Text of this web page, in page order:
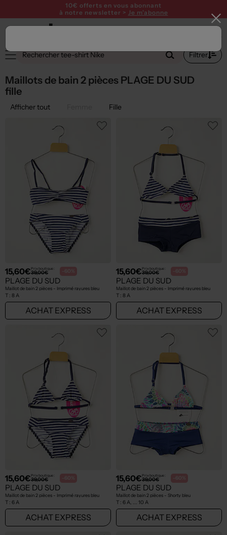
10€ offerts en vous abonnant
à notre newsletter > Je m'abonne
Filtrer
Maillots de bain 2 pièces PLAGE DU SUD
fille
Afficher tout Fille
15,60€Prix boutique :
39,00€ -60%
PLAGE DU SUD
Maillot de bain 2 pièces - Imprimé rayures bleu
T : 8 A
ACHAT EXPRESS
15,60€Prix boutique :
39,00€ -60%
PLAGE DU SUD
Maillot de bain 2 pièces - Imprimé rayures bleu
T : 8 A
ACHAT EXPRESS
15,60€Prix boutique :
39,00€ -60%
PLAGE DU SUD
Maillot de bain 2 pièces - Imprimé rayures bleu
T : 6 A
ACHAT EXPRESS
15,60€Prix boutique :
39,00€ -60%
PLAGE DU SUD
Maillot de bain 2 pièces - Shorty bleu
T : 6 A, ... 10 A
ACHAT EXPRESS